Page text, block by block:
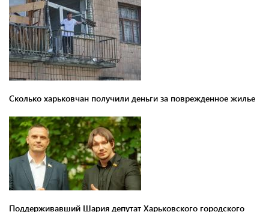
Сколько харьковчан получили деньги за поврежденное жилье
Поддерживавший Шария депутат Харьковского городского